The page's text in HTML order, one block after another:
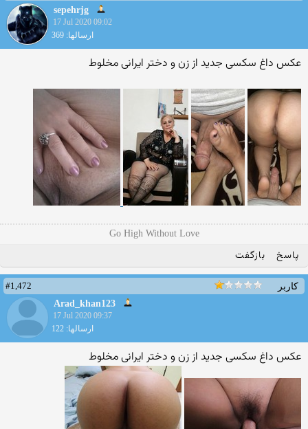
sepehrjg
17 Jul 2020 09:02
ارسالها: 369
عکس داغ سکسی جدید از زن و دختر ایرانی مخلوط
Go High Without Love
پاسخ بازگفت
کاربر
#1,472
Arad_khan123
17 Jul 2020 09:37
ارسالها: 122
عکس داغ سکسی جدید از زن و دختر ایرانی مخلوط